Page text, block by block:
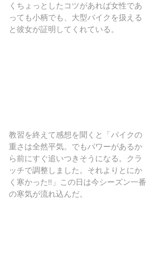
くちょっとしたコツがあれば女性であ
っても小柄でも、大型バイクを扱える
と彼女が証明してくれている。
教習を終えて感想を聞くと「バイクの
重さは全然平気。でもパワーがあるか
ら前にすぐ追いつきそうになる。クラ
ッチで調整しました。それよりとにか
く寒かった!!」この日は今シーズン一番
の寒気が流れ込んだ。